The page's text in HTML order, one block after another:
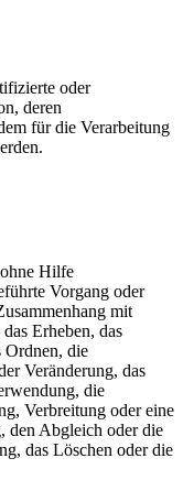
oder
deren
für die Verarbeitung
Hilfe
Vorgang oder
mit
Erheben, das
Ordnen, die
Veränderung, das
die
Verbreitung oder eine
den Abgleich oder die
das Löschen oder die